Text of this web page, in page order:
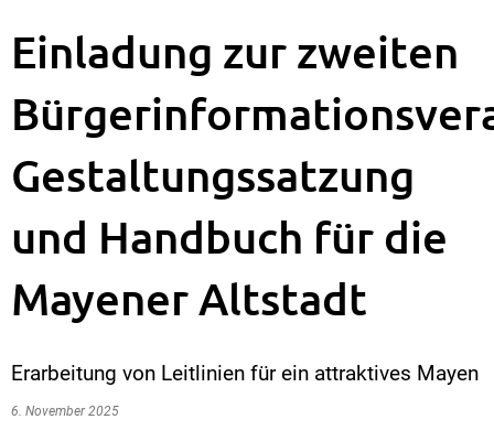
Einladung zur zweiten
Gestaltungssatzung
und Handbuch für die
Mayener Altstadt
Erarbeitung von Leitlinien für ein attraktives Mayen
6. November 2025